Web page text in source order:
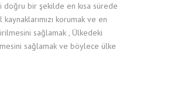
bir şekilde en kısa sürede
korumak ve en
sağlamak , Ülkedeki
sağlamak ve böylece ülke